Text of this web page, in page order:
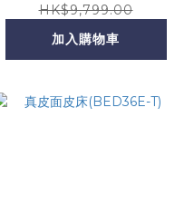
HK$9,799.00
加入購物車